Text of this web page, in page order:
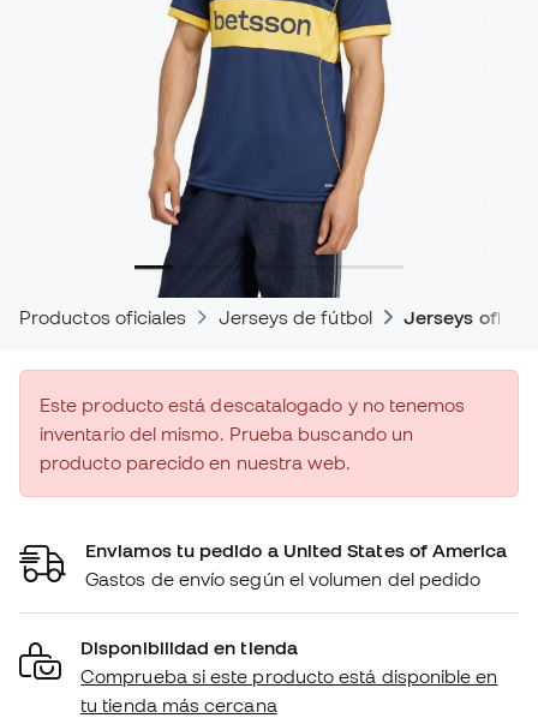
Productos oficiales Jerseys de fútbol Jerseys
Este producto está descatalogado y no tenemos
inventario del mismo. Prueba buscando un
producto parecido en nuestra web.
Enviamos tu pedido a United States of America
Gastos de envío según el volumen del pedido
Disponibilidad en tienda
Comprueba si este producto está disponible en
tu tienda más cercana